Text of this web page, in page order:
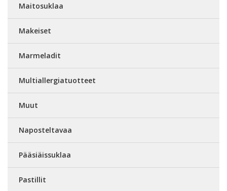
Maitosuklaa
Makeiset
Marmeladit
Multiallergiatuotteet
Muut
Naposteltavaa
Pääsiäissuklaa
Pastillit